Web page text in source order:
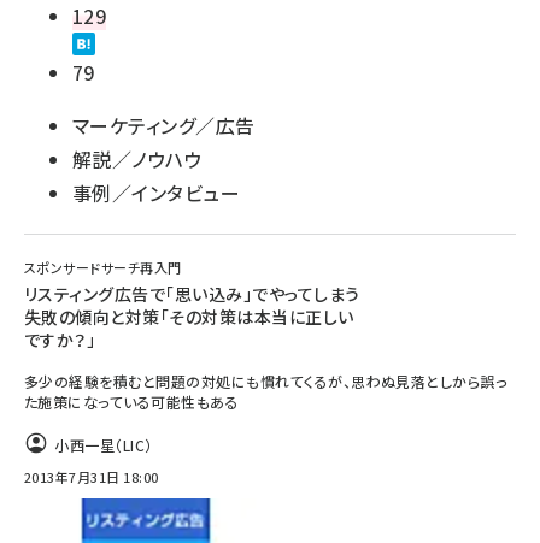
129
79
マーケティング／広告
解説／ノウハウ
事例／インタビュー
スポンサードサーチ再入門
リスティング広告で「思い込み」でやってしまう
失敗の傾向と対策「その対策は本当に正しい
ですか？」
多少の経験を積むと問題の対処にも慣れてくるが、思わぬ見落としから誤っ
た施策になっている可能性もある
小西一星（LIC）
2013年7月31日 18:00